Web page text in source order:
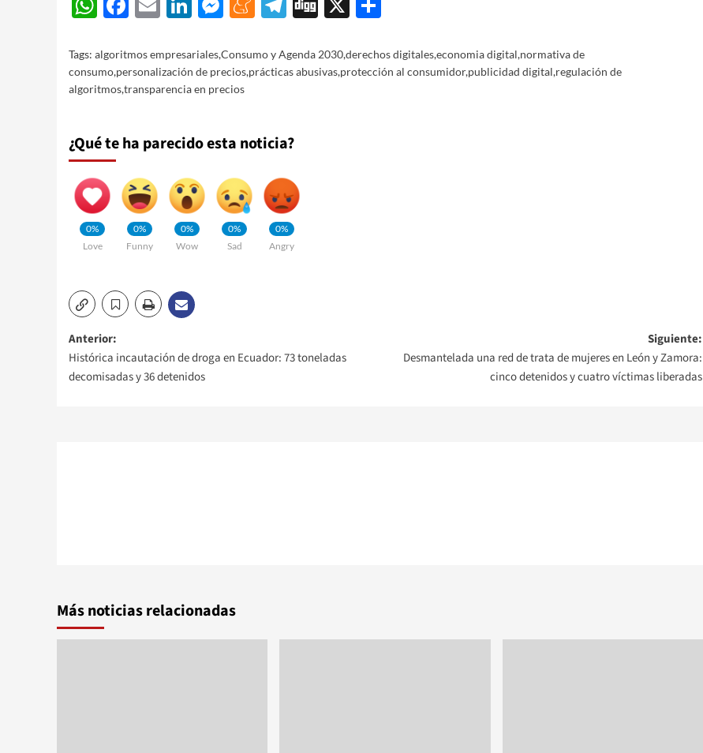
Tags: algoritmos empresariales,Consumo y Agenda 2030,derechos digitales,economia digital,normativa de
consumo,personalización de precios,prácticas abusivas,protección al consumidor,publicidad digital,regulación de
algoritmos,transparencia en precios
¿Qué te ha parecido esta noticia?
0%
Love
0%
Funny
0%
Wow
0%
Sad
0%
Angry
Navegación
de
Anterior:
Histórica incautación de droga en Ecuador: 73 toneladas
decomisadas y 36 detenidos
Siguiente:
Desmantelada una red de trata de mujeres en León y Zamora:
cinco detenidos y cuatro víctimas liberadas
Más noticias relacionadas